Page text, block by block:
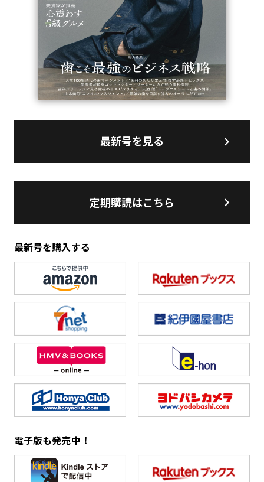
最新号を見る
定期購読はこちら
最新号を購入する
電子版も発売中！